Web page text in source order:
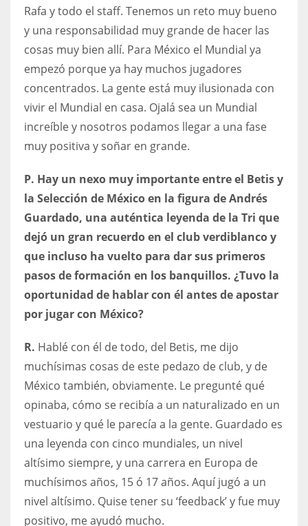
Rafa y todo el staff. Tenemos un reto muy bueno
y una responsabilidad muy grande de hacer las
cosas muy bien allí. Para México el Mundial ya
empezó porque ya hay muchos jugadores
concentrados. La gente está muy ilusionada con
vivir el Mundial en casa. Ojalá sea un Mundial
increíble y nosotros podamos llegar a una fase
muy positiva y soñar en grande.
P. Hay un nexo muy importante entre el Betis y
la Selección de México en la figura de Andrés
Guardado, una auténtica leyenda de la Tri que
dejó un gran recuerdo en el club verdiblanco y
que incluso ha vuelto para dar sus primeros
pasos de formación en los banquillos. ¿Tuvo la
oportunidad de hablar con él antes de apostar
por jugar con México?
R. Hablé con él de todo, del Betis, me dijo
muchísimas cosas de este pedazo de club, y de
México también, obviamente. Le pregunté qué
opinaba, cómo se recibía a un naturalizado en un
vestuario y qué le parecía a la gente. Guardado es
una leyenda con cinco mundiales, un nivel
altísimo siempre, y una carrera en Europa de
muchísimos años, 15 ó 17 años. Aquí jugó a un
nivel altísimo. Quise tener su ‘feedback’ y fue muy
positivo, me ayudó mucho.